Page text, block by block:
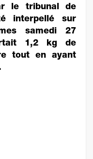
le tribunal de
interpellé sur
samedi 27
1,2 kg de
tout en ayant